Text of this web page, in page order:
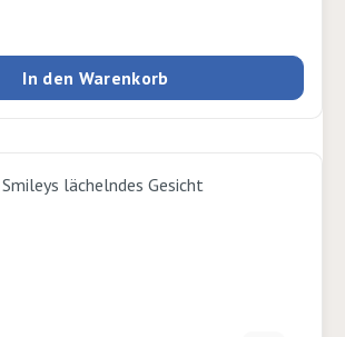
In den Warenkorb